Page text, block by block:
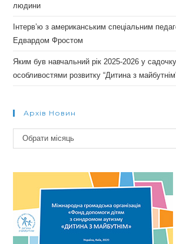
людини
Інтерв’ю з американським спеціальним
Едвардом Фростом
Яким був навчальний рік 2025-2026 у
особливостями розвитку “Дитина з
Архів Новин
Архів
новин
Обрати місяць